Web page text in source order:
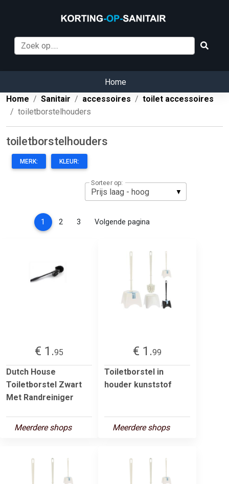
Home
Home
Sanitair accessoires
toilet accessoires
toiletborstelhouders
toiletborstelhouders
MERK: KLEUR:
Sorteer op:
1 (current)
2 3 Volgende pagina
€ 1.95
Dutch House
Toiletborstel Zwart
Met Randreiniger
Meerdere shops
€ 1.99
Toiletborstel in
houder kunststof
Meerdere shops